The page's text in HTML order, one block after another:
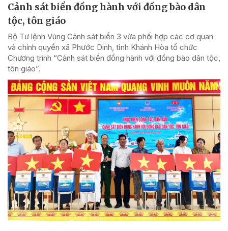
Cảnh sát biển đồng hành với đồng bào dân
tộc, tôn giáo
Bộ Tư lệnh Vùng Cảnh sát biển 3 vừa phối hợp các cơ quan
và chính quyền xã Phước Dinh, tỉnh Khánh Hòa tổ chức
Chương trình “Cảnh sát biển đồng hành với đồng bào dân tộc,
tôn giáo”.